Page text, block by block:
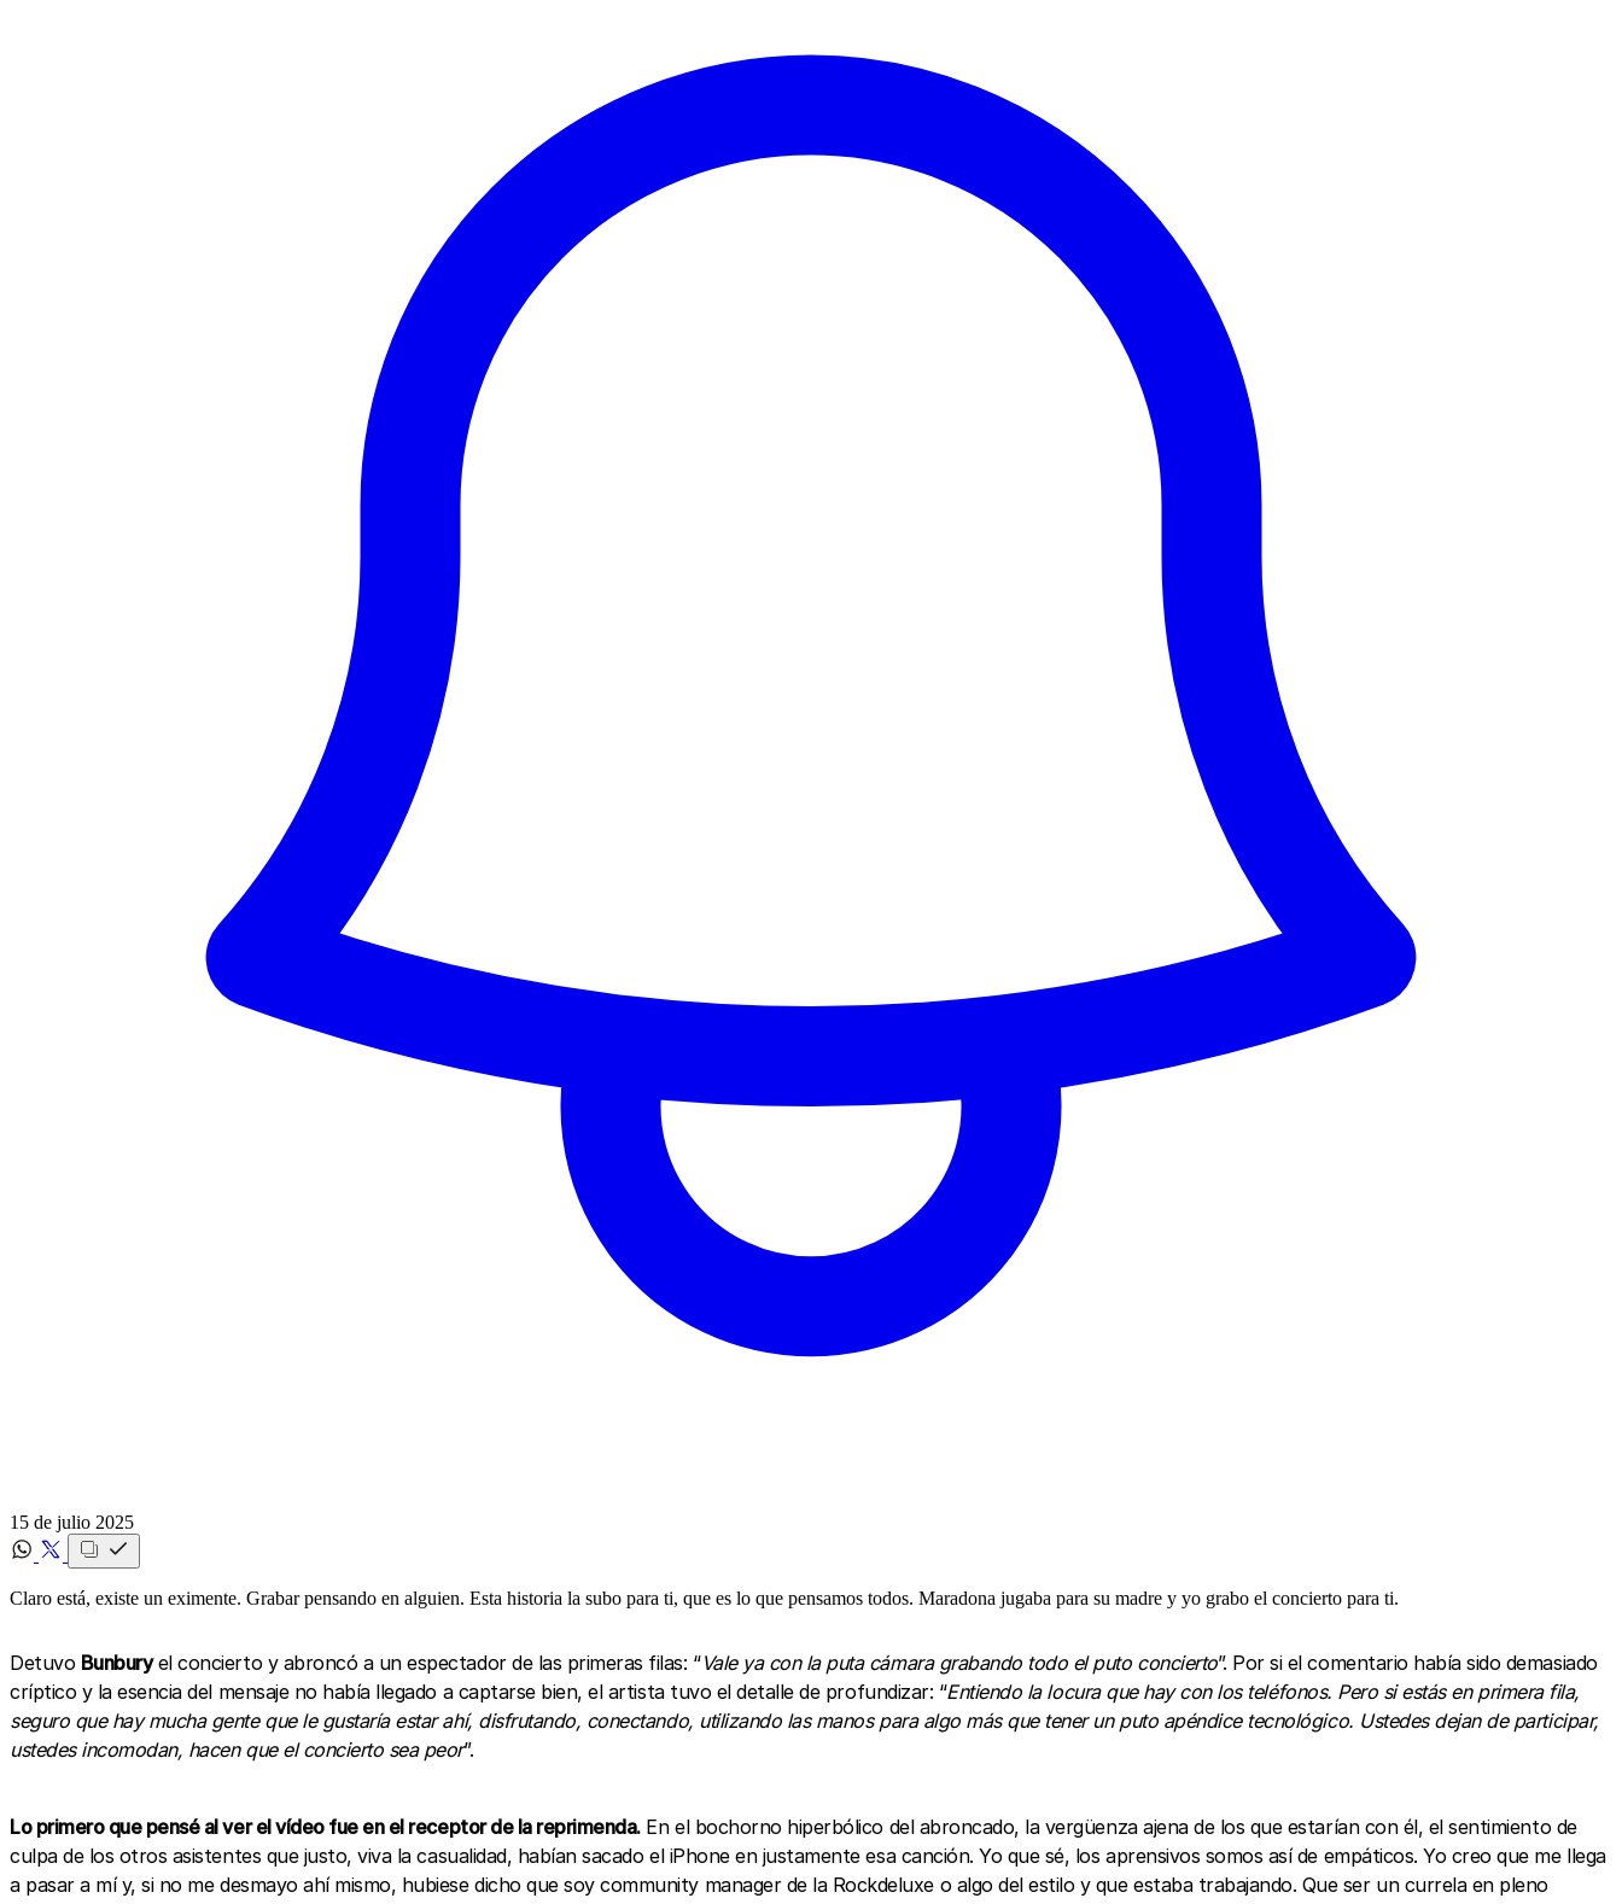
15 de julio 2025
Claro está, existe un eximente. Grabar pensando en alguien. Esta historia la subo para ti, que es lo que pensamos todos. Maradona jugaba para su madre y yo grabo el concierto para ti.
Detuvo Bunburyel concierto y abroncó a un espectador de las primeras filas: “Vale ya con la puta cámara grabando todo el puto concierto”. Por si el comentario había sido demasiado
críptico y la esencia del mensaje no había llegado a captarse bien, el artista tuvo el detalle de profundizar: “Entiendo la locura que hay con los teléfonos. Pero si estás en primera fila,
seguro que hay mucha gente que le gustaría estar ahí, disfrutando, conectando, utilizando las manos para algo más que tener un puto apéndice tecnológico. Ustedes dejan de participar,
ustedes incomodan, hacen que el concierto sea peor”.
Lo primero que pensé al ver el vídeo fue en el receptor de la reprimenda.En el bochorno hiperbólico del abroncado, la vergüenza ajena de los que estarían con él, el sentimiento de
culpa de los otros asistentes que justo, viva la casualidad, habían sacado el iPhone en justamente esa canción. Yo que sé, los aprensivos somos así de empáticos. Yo creo que me llega
a pasar a mí y, si no me desmayo ahí mismo, hubiese dicho que soy community manager de la Rockdeluxe o algo del estilo y que estaba trabajando. Que ser un currela en pleno